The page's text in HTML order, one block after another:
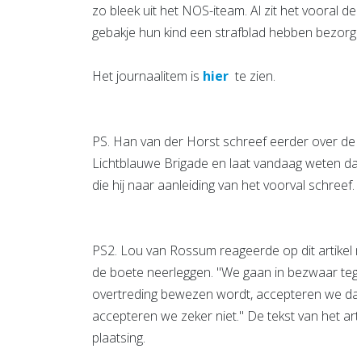
zo bleek uit het NOS-iteam. Al zit het vooral
gebakje hun kind een strafblad hebben
Het journaalitem is hier te zien.
PS. Han van der Horst schreef eerder over
Lichtblauwe Brigade en laat vandaag weten
die hij naar aanleiding van het voorval schreef.
PS2. Lou van Rossum reageerde op dit
de boete neerleggen. "We gaan in bezwaar
overtreding bewezen wordt, accepteren we
accepteren we zeker niet." De tekst van het
plaatsing.